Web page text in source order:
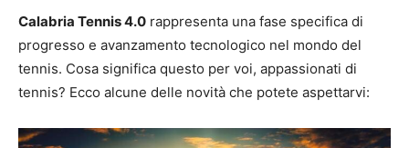
Calabria Tennis 4.0 rappresenta una fase specifica di
progresso e avanzamento tecnologico nel mondo del
tennis. Cosa significa questo per voi, appassionati di
tennis? Ecco alcune delle novità che potete aspettarvi: